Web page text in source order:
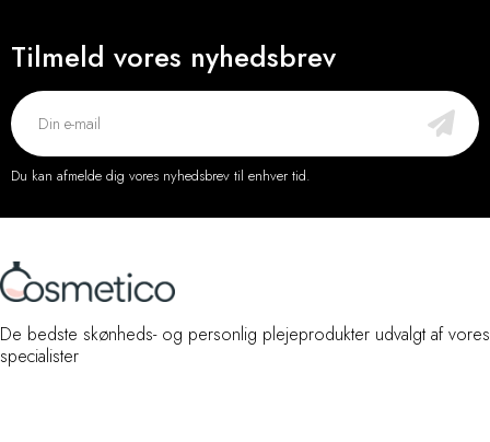
Tilmeld vores nyhedsbrev
Du kan afmelde dig vores nyhedsbrev til enhver tid.
De bedste skønheds- og personlig plejeprodukter udvalgt af vores
specialister